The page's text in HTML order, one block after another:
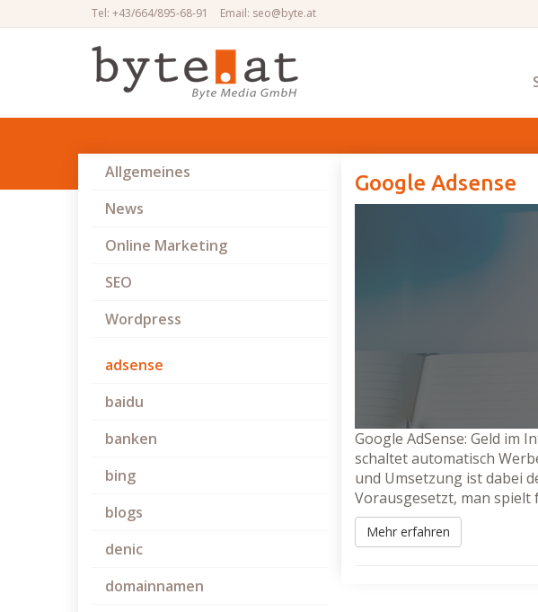
Tel: +43/664/895-68-91 Email: seo@byte.at
Google Adsense
Google AdSense: Geld im
schaltet automatisch
und Umsetzung ist dabei
Vorausgesetzt, man spielt
Mehr erfahren
Allgemeines
News
Online Marketing
SEO
Wordpress
adsense
baidu
banken
bing
blogs
denic
domainnamen